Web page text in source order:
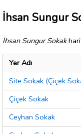
İhsan Sungur
İhsan Sungur Sokak
Yer Adı
Site Sokak (Çiçek
Çiçek Sokak
Ceyhan Sokak